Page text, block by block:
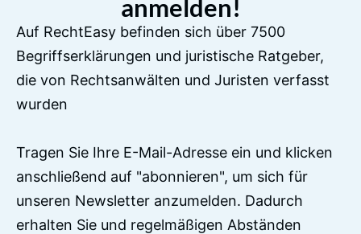
anmelden!
Auf RechtEasy befinden sich über 7500
Begriffserklärungen und juristische Ratgeber,
die von Rechtsanwälten und Juristen verfasst
wurden
Tragen Sie Ihre E-Mail-Adresse ein und klicken
anschließend auf "abonnieren", um sich für
unseren Newsletter anzumelden. Dadurch
erhalten Sie und regelmäßigen Abständen